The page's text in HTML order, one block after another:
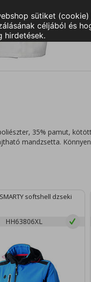
35% pamut,
mandzsetta.
softshell dzseki
HH63806XL